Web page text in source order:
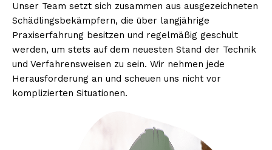
Unser Team setzt sich zusammen aus ausgezeichneten
Schädlingsbekämpfern, die über langjährige
Praxiserfahrung besitzen und regelmäßig geschult
werden, um stets auf dem neuesten Stand der Technik
und Verfahrensweisen zu sein. Wir nehmen jede
Herausforderung an und scheuen uns nicht vor
komplizierten Situationen.